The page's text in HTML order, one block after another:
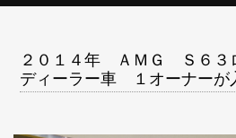
２０１４年 ＡＭＧ Ｓ６３
ディーラー車 １オーナーが